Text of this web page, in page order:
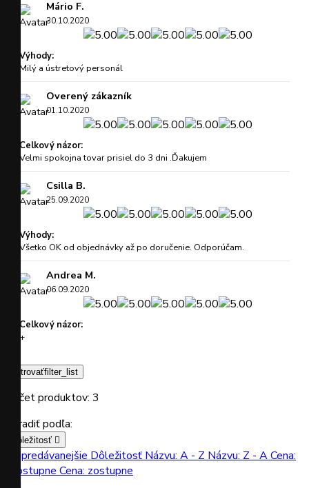
Mário F.
30.10.2020
Výhody:
Milý a ústretový personál
Overený zákazník
01.10.2020
Celkový názor:
Velmi spokojna tovar prisiel do 3 dni .Ďakujem
Csilla B.
25.09.2020
Výhody:
Všetko OK od objednávky až po doručenie. Odporúčam.
Andrea M.
06.09.2020
Celkový názor:
+
Filtrovaťfilter_list
Počet produktov: 3
Zoradiť podľa:
Dôležitosť 
Najpredávanejšie Dôležitosť Názvu: A - Z Názvu: Z - ACena:
vzostupne Cena: zostupne